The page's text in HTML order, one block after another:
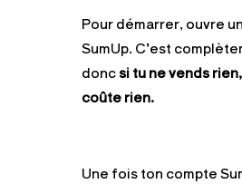
Pour démarrer, ouvre
SumUp. C’est
doncsi tu ne vends
coûte rien.
Une fois ton compte